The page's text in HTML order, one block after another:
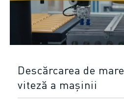
Descărcarea de mare
viteză a mașinii